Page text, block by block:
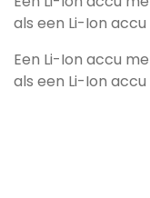
als een Li-Ion accu
Een Li-Ion accu
als een Li-Ion